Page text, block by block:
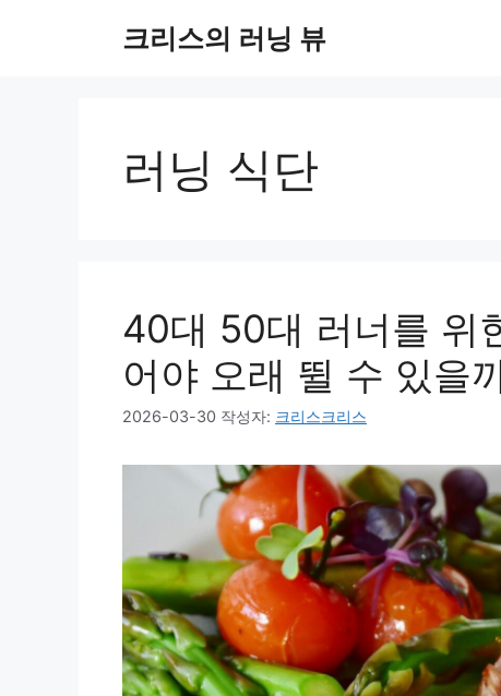
크리스의 러닝 뷰
러닝 식단
40대 50대 러너를 위
어야 오래 뛸 수 있을
2026-03-30 작성자: 크리스크리스